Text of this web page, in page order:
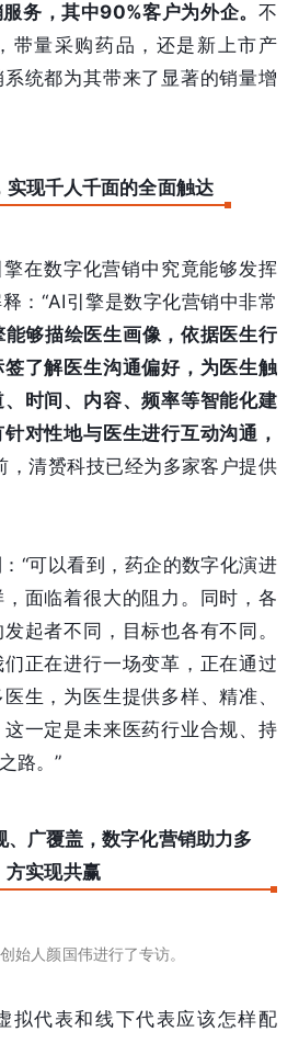
务，其中90%客户为外企。 不
带量采购药品，还是新上市产
统都为其带来了显著的销量增
现千人千面的全面触达
在数字化营销中究竟能够发挥
：“AI引擎是数字化营销中非常
够描绘医生画像，依据医生行
了解医生沟通偏好，为医生触
时间、内容、频率等智能化建
针对性地与医生进行互动沟通，
，清赟科技已经为多家客户提供
“可以看到，药企的数字化演进
面临着很大的阻力。同时，各
起者不同，目标也各有不同。
正在进行一场变革，正在通过
生，为医生提供多样、精准、
一定是未来医药行业合规、持
路。”
、广覆盖，数字化营销助力多
方实现共赢
始人颜国伟进行了专访。
拟代表和线下代表应该怎样配